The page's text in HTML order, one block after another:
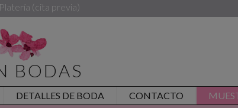
(cita previa)
BODAS
DETALLES DE BODA CONTACTO